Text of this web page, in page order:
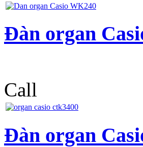
Đàn organ
Call
Đàn organ